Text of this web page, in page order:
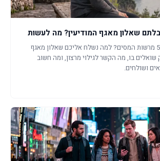
קיבלתם טופס 5328 מרשות המסים? למה נשלח אליכם שאלון מאגף
שואלים בו, מה הקשר לגילוי מרצון, ומה חשוב
ושולחים.